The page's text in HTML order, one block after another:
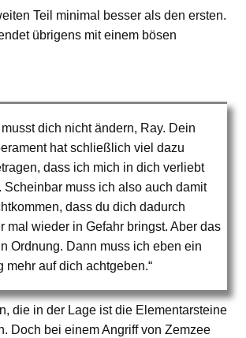
Teil minimal besser als den ersten.
übrigens mit einem bösen
musst dich nicht ändern, Ray. Dein
hat schließlich viel dazu
dass ich mich in dich verliebt
Scheinbar muss ich also auch damit
dass du dich dadurch
mal wieder in Gefahr bringst. Aber das
Ordnung. Dann muss ich eben ein
mehr auf dich achtgeben.“
die in der Lage ist die Elementarsteine
Doch bei einem Angriff von Zemzee